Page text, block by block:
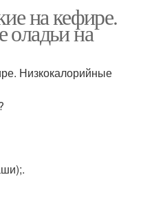
на кефире.
оладьи на
Низкокалорийные